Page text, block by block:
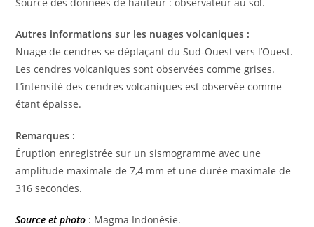
Autres informations sur les nuages ​​volcaniques :
Nuage de cendres se déplaçant du Sud-Ouest vers l’Ouest.
Les cendres volcaniques sont observées comme grises.
L’intensité des cendres volcaniques est observée comme
étant épaisse.
Remarques :
Éruption enregistrée sur un sismogramme avec une
amplitude maximale de 7,4 mm et une durée maximale de
316 secondes.
Source et photo : Magma Indonésie.